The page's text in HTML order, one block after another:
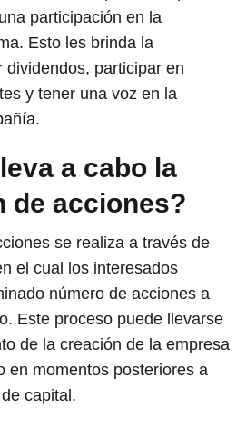
participación en la
Esto les brinda la
dividendos, participar en
y tener una voz en la
a cabo la
de acciones?
se realiza a través de
el cual los interesados
número de acciones a
Este proceso puede llevarse
de la creación de la empresa
en momentos posteriores a
capital.